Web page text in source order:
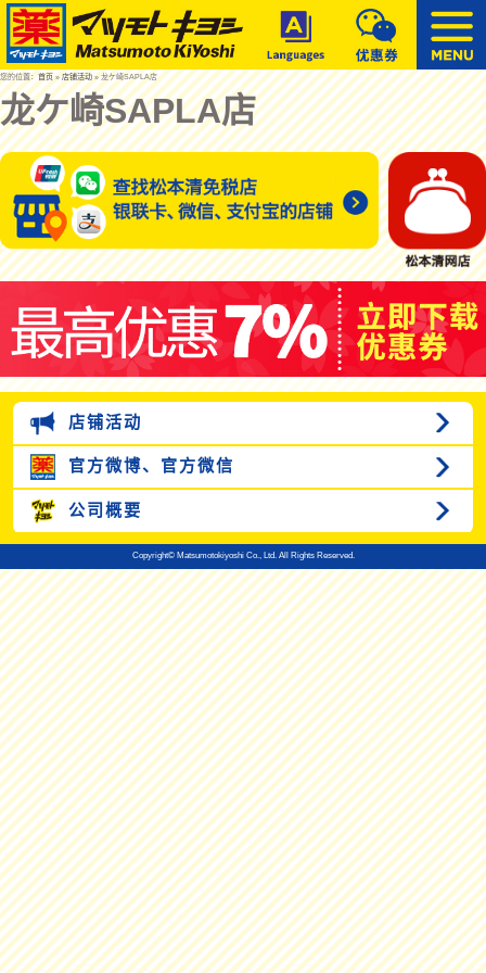
您的位置：首页»店铺活动» 龙ケ崎SAPLA店
龙ケ崎SAPLA店
店铺活动
官方微博、 官方微信
公司概要
Copyright© Matsumotokiyoshi Co., Ltd. All Rights Reserved.